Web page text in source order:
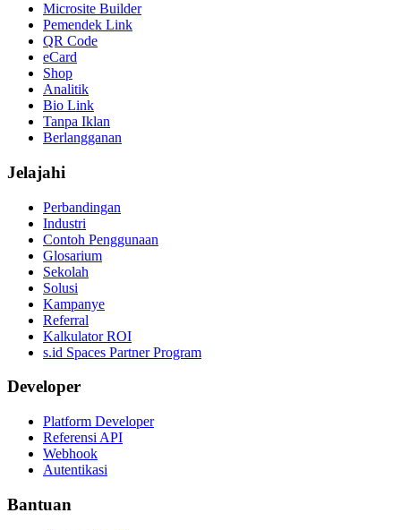
Microsite Builder
Pemendek Link
QR Code
eCard
Shop
Analitik
Bio Link
Tanpa Iklan
Berlangganan
Jelajahi
Perbandingan
Industri
Contoh Penggunaan
Glosarium
Sekolah
Solusi
Kampanye
Referral
Kalkulator ROI
s.id Spaces Partner Program
Developer
Platform Developer
Referensi API
Webhook
Autentikasi
Bantuan